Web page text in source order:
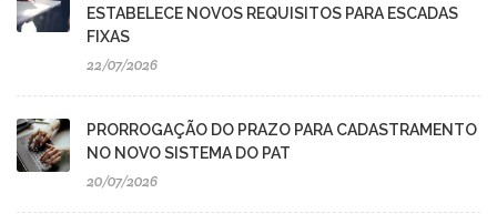
ESTABELECE NOVOS REQUISITOS PARA ESCADAS
FIXAS
22/07/2026
PRORROGAÇÃO DO PRAZO PARA CADASTRAMENTO
NO NOVO SISTEMA DO PAT
20/07/2026